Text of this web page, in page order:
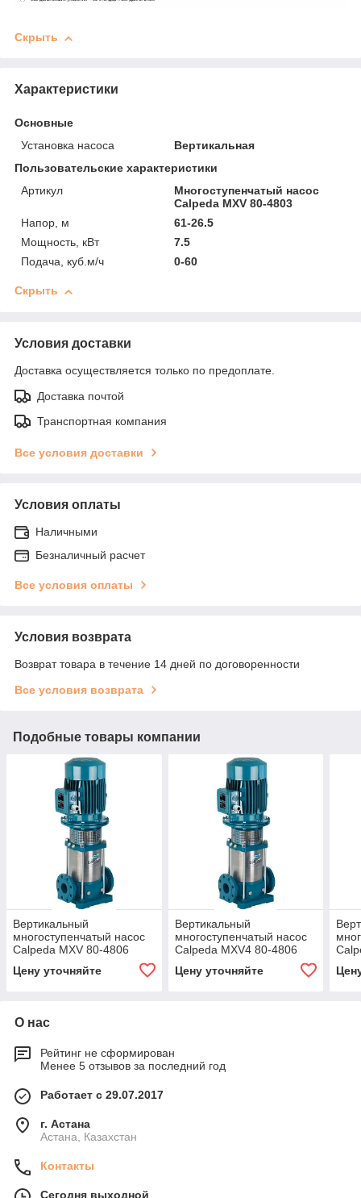
Скрыть
Характеристики
Основные
Установка насоса
Вертикальная
Пользовательские характеристики
Артикул
Многоступенчатый насос
Calpeda MXV 80-4803
Напор, м
61-26.5
Мощность, кВт
7.5
Подача, куб.м/ч
0-60
Скрыть
Условия доставки
Доставка осуществляется только по предоплате.
Доставка почтой
Транспортная компания
Все условия доставки
Условия оплаты
Наличными
Безналичный расчет
Все условия оплаты
Условия возврата
Возврат товара в течение 14 дней по договоренности
Все условия возврата
Подобные товары компании
Вертикальный
многоступенчатый насос
Calpeda MXV 80-4806
Цену уточняйте
Вертикальный
многоступенчатый насос
Calpeda MXV4 80-4806
Цену уточняйте
О нас
Рейтинг не сформирован
Менее 5 отзывов за последний год
Работает с 29.07.2017
г. Астана
Астана, Казахстан
Контакты
Сегодня выходной